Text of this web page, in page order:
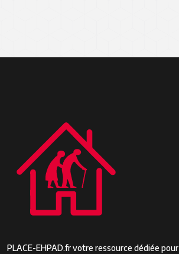
PLACE-EHPAD.fr votre ressource dédiée pour